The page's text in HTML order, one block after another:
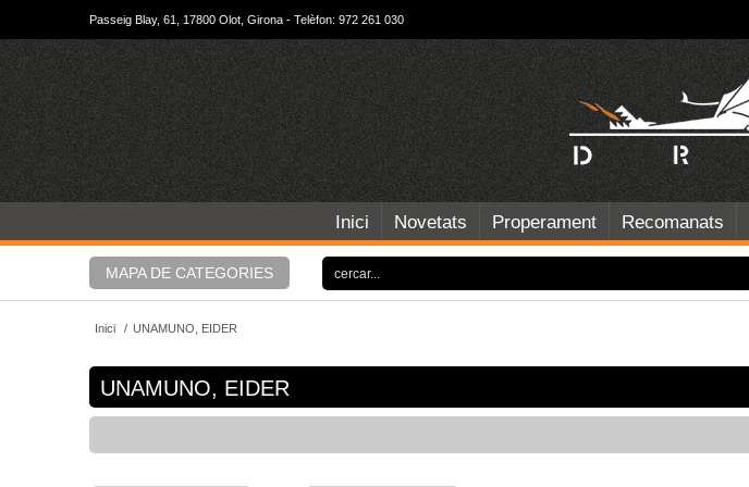
Passeig Blay, 61, 17800 Olot, Girona - Telèfon: 972 261 030
Inici Novetats Properament Recomanats
MAPA DE CATEGORIES
Inici / UNAMUNO, EIDER
UNAMUNO, EIDER